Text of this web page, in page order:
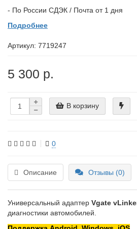
- По России СДЭК / Почта от 1 дня
Подробнее
Артикул: 7719247
5 300 р.
В корзину
0
Описание Отзывы (0)
Универсальный адаптер Vgate
диагностики автомобилей.